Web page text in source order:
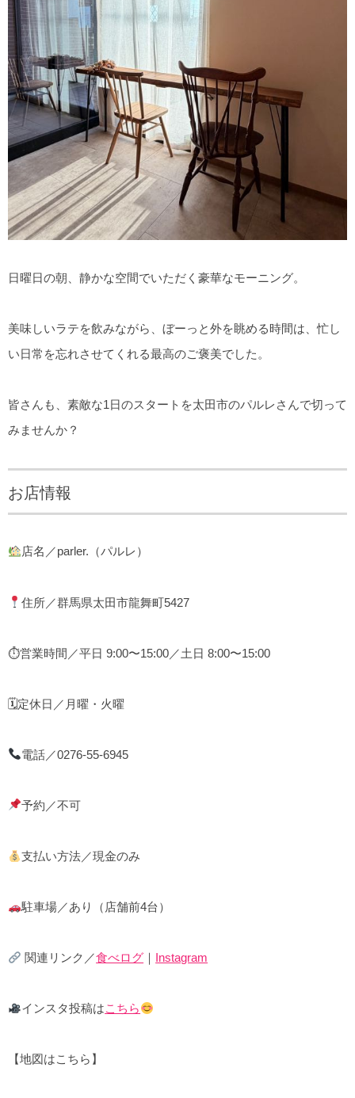
日曜日の朝、静かな空間でいただく豪華なモーニング。
美味しいラテを飲みながら、ぼーっと外を眺める時間は、忙し
い日常を忘れさせてくれる最高のご褒美でした。
皆さんも、素敵な1日のスタートを太田市のパルレさんで切って
みませんか？
お店情報
店名／parler.（パルレ）
住所／群馬県太田市龍舞町5427
⏱営業時間／平日 9:00〜15:00／土日 8:00〜15:00
🗓定休日／月曜・火曜
電話／0276-55-6945
予約／不可
支払い方法／現金のみ
駐車場／あり（店舗前4台）
関連リンク／食べログ ｜ Instagram
インスタ投稿はこちら
【地図はこちら】